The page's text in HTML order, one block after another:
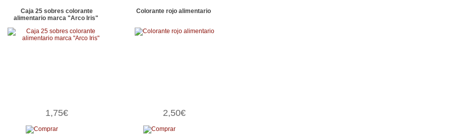
Caja 25 sobres colorante
alimentario marca "Arco Iris"
1,75€
Colorante rojo alimentario
2,50€